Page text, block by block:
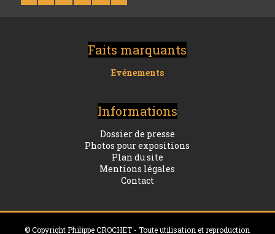
Faits marquants
Evénements
Informations
Dossier de presse
Photos pour expositions
Plan du site
Mentions légales
Contact
© Copyright Philippe CROCHET - Toute utilisation et reproduction